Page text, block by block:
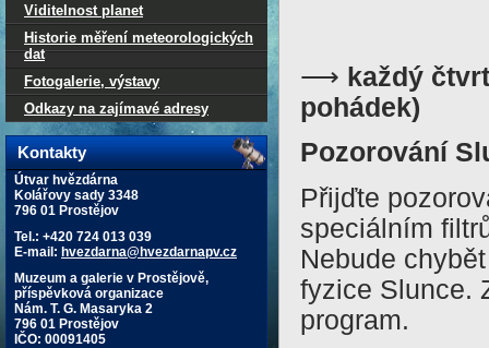
Viditelnost planet
Historie měření meteorologických
dat
Fotogalerie, výstavy
Odkazy na zajímavé adresy
Kontakty
Útvar hvězdárna
Kolářovy sady 3348
796 01 Prostějov
Tel.: +420 724 013 039
E-mail: hvezdarna@hvezdarnapv.cz
Muzeum a galerie v Prostějově,
příspěvková organizace
Nám. T. G. Masaryka 2
796 01 Prostějov
IČO: 00091405
⟶ každý
pohádek)
Pozorování
Přijďte
speciálním
Nebude
fyzice Slunce.
program.